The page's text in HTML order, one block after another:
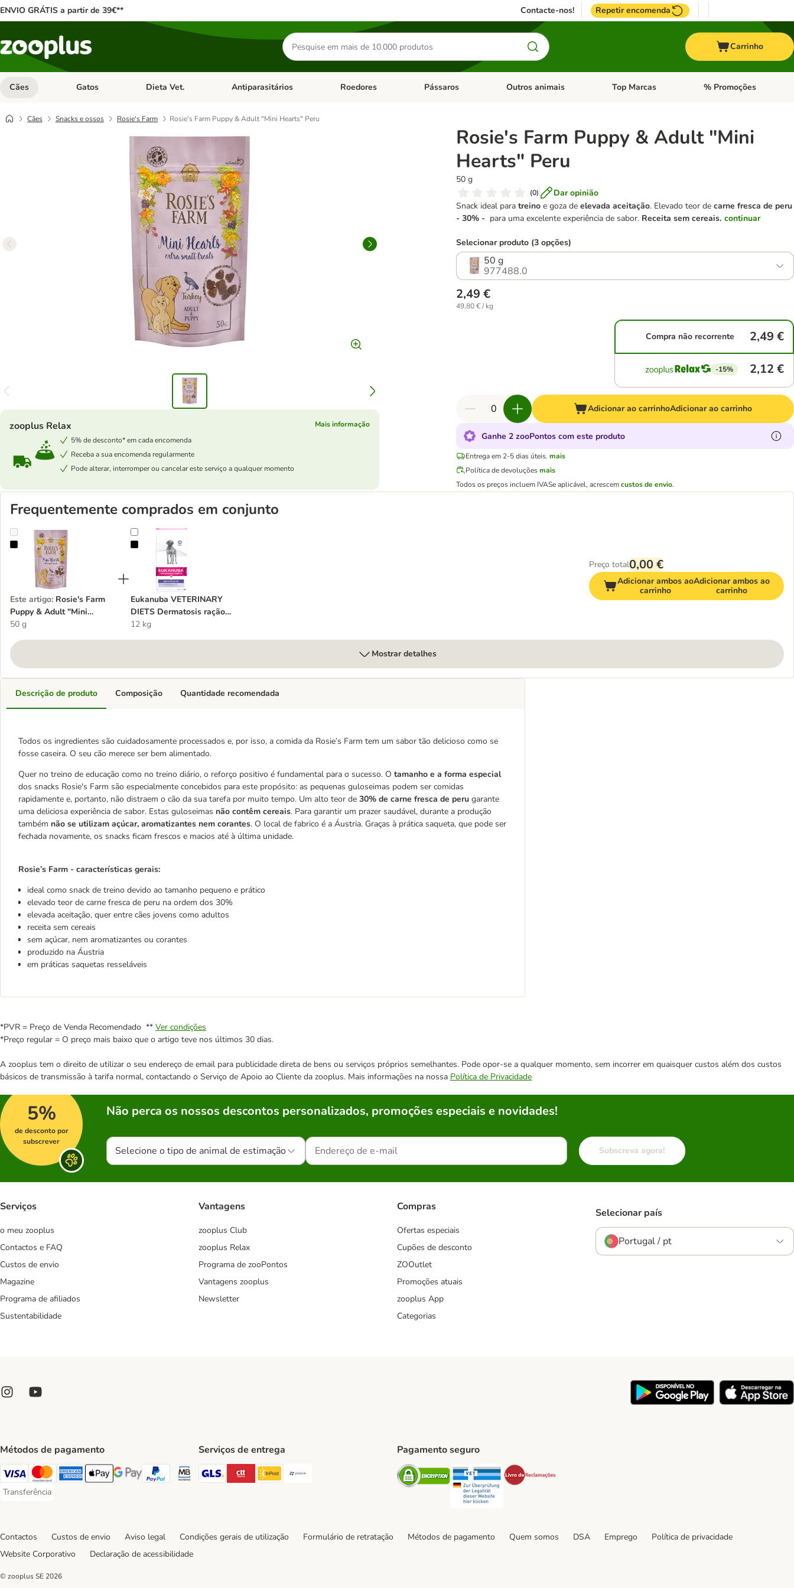
ENVIO GRÁTIS a partir de 39€** Contacte-nos! Repetir encomenda
Pesquisar
produtos
Carrinho
Cães Abrir menu de categoria: Cães
Gatos Abrir menu de categoria: Gatos
Dieta Vet. Abrir menu de categoria: Dieta Vet.
Antiparasitários Abrir menu de categoria: Antiparasitários
Roedores Abrir menu de categoria: Roedores
Pássaros Abrir menu de categoria: Pássaros
Outros animais Abrir menu de categoria: Outros animais
Top Marcas Abrir menu de categoria:
% Promoções
Cães Snacks e ossos Rosie's Farm Rosie's Farm Puppy & Adult "Mini Hearts" Peru
Rosie's Farm Puppy & Adult "Mini
Hearts" Peru
50 g
(0)
Dar opinião
Snack ideal paratreinoe goza deelevada aceitação. Elevado teor decarne fresca de peru
- 30% - para uma excelente experiência de sabor. Receita sem cereais. continuar
zooplus Relax
Mais informação
5% de desconto* em cada encomenda
Receba a sua encomenda regularmente
Pode alterar, interromper ou cancelar este serviço a qualquer momento
Selecionar produto (3 opções)
50 g
977488.0
2,49 €
49,80 € / kg
Compra não recorrente 2,49 €
-15% 2,12 €
Adicionar ao carrinhoAdicionar ao carrinho
Ganhe 2 zooPontos com este produto
Entrega em 2-5 dias úteis. mais
Política de devoluções mais
Todos os preços incluem IVASe aplicável, acrescemcustos de envio.
Frequentemente comprados em conjunto
Rosie's Farm Puppy & Adult "Mini Hearts" Peru
Este artigo: Rosie's Farm
Puppy & Adult "Mini
Hearts" Peru
50 g
Eukanuba VETERINARY DIETS Dermatosis ração para cães
Eukanuba VETERINARY
DIETS Dermatosis ração
para cães
12 kg
Preço total0,00 €
Adicionar ambos ao
carrinho
Adicionar ambos ao
carrinho
Mostrar detalhes
Descrição de produto
Todos os ingredientes são cuidadosamente processados e, por isso, a comida da Rosie’s Farm tem um sabor tão delicioso como se
fosse caseira. O seu cão merece ser bem alimentado.
Quer no treino de educação como no treino diário, o reforço positivo é fundamental para o sucesso. O tamanho e a forma especial
dos snacks Rosie's Farm são especialmente concebidos para este propósito: as pequenas guloseimas podem ser comidas
rapidamente e, portanto, não distraem o cão da sua tarefa por muito tempo. Um alto teor de 30% de carne fresca de peru garante
uma deliciosa experiência de sabor. Estas guloseimas não contêm cereais. Para garantir um prazer saudável, durante a produção
também não se utilizam açúcar, aromatizantes nem corantes. O local de fabrico é a Áustria. Graças à prática saqueta, que pode ser
fechada novamente, os snacks ficam frescos e macios até à última unidade.
Rosie’s Farm - características gerais:
ideal como snack de treino devido ao tamanho pequeno e prático
elevado teor de carne fresca de peru na ordem dos 30%
elevada aceitação, quer entre cães jovens como adultos
receita sem cereais
sem açúcar, nem aromatizantes ou corantes
produzido na Áustria
em práticas saquetas resseláveis
Composição Quantidade recomendada
*PVR = Preço de Venda Recomendado ** Ver condições
*Preço regular = O preço mais baixo que o artigo teve nos últimos 30 dias.
A zooplus tem o direito de utilizar o seu endereço de email para publicidade direta de bens ou serviços próprios semelhantes. Pode opor-se a qualquer momento, sem incorrer em quaisquer custos além dos custos
básicos de transmissão à tarifa normal, contactando o Serviço de Apoio ao Cliente da zooplus. Mais informações na nossa Política de Privacidade
5%
de desconto por
subscrever
Não perca os nossos descontos personalizados, promoções especiais e novidades!
Selecione o tipo de animal de estimação Subscreva agora!
Serviços
o meu zooplus
Contactos e FAQ
Custos de envio
Magazine
Programa de afiliados
Sustentabilidade
Vantagens
zooplus Club
zooplus Relax
Programa de zooPontos
Vantagens zooplus
Newsletter
Compras
Ofertas especiais
Cupões de desconto
ZOOutlet
Promoções atuais
zooplus App
Categorias
Selecionar país
Portugal / pt
Métodos de pagamento
Visa Payment Method
Mastercard Payment Method
American Express Payment Method
Apple Pay Payment Method
Google Pay Payment Method
PayPal Payment Method
Multibanco Payment Method
Transferência
Transferência Payment Method
Serviços de entrega
GLS Shipping Method
CTTExpress Shipping Method
InPost Shipping Method
Paack Shipping Method
Pagamento seguro
Security Security
Contactos Custos de envio Aviso legal Condições gerais de utilização Formulário de retratação Métodos de pagamento Quem somos DSA Emprego
Política de privacidade
Website Corporativo
Declaração de acessibilidade
© zooplus SE 2026